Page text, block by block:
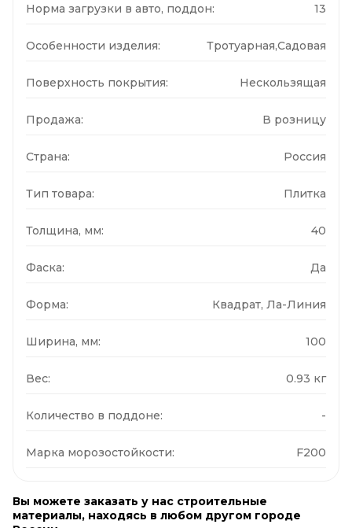
Норма загрузки в авто, поддон: 13
Особенности изделия: Тротуарная,Садовая
Поверхность покрытия: Нескользящая
Продажа: В розницу
Страна: Россия
Тип товара: Плитка
Толщина, мм: 40
Фаска: Да
Форма: Квадрат, Ла-Линия
Ширина, мм: 100
Вес: 0.93 кг
Количество в поддоне: -
Марка морозостойкости: F200
Вы можете заказать у нас строительные
материалы, находясь в любом другом городе